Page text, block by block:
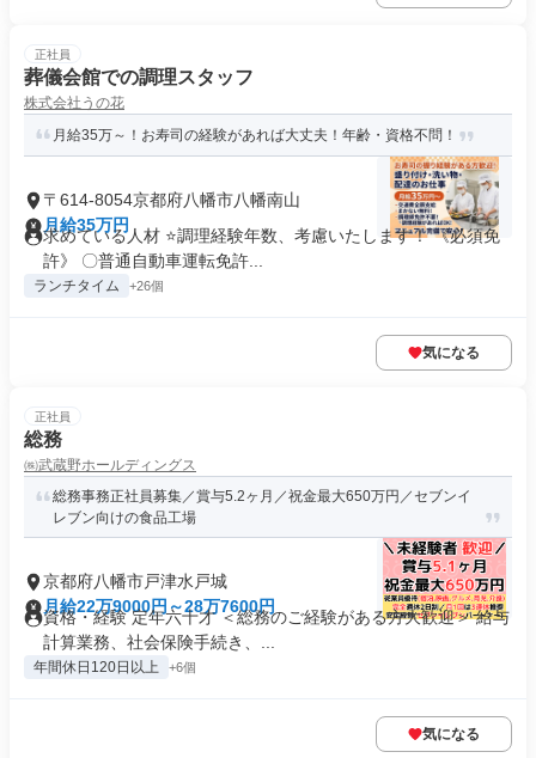
正社員
葬儀会館での調理スタッフ
株式会社うの花
月給35万～！お寿司の経験があれば大丈夫！年齢・資格不問！
〒614-8054京都府八幡市八幡南山
月給35万円
求めている人材 ⭐調理経験年数、考慮いたします！ 《必須免
許》 〇普通自動車運転免許...
ランチタイム +26個
気になる
正社員
総務
㈱武蔵野ホールディングス
総務事務正社員募集／賞与5.2ヶ月／祝金最大650万円／セブンイ
レブン向けの食品工場
京都府八幡市戸津水戸城
月給22万9000円～28万7600円
資格・経験 定年六十才 ＜総務のご経験がある方大歓迎＞ 給与
計算業務、社会保険手続き、...
年間休日120日以上 +6個
気になる